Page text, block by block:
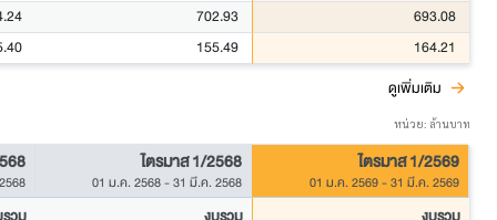
702.93
693.08
155.49
164.21
ดูเพิ่มเติม
หน่วย: ล้านบาท
ไตรมาส 1/2568
01 ม.ค. 2568-31 มี.ค. 2568
ไตรมาส 1/2569
01 ม.ค. 2569-31 มี.ค. 2569